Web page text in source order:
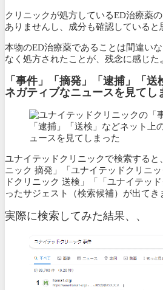
クリニックが処方しているED治療薬
ありませんし、成分も確認していると
本物のED治療薬であることは間違い
なく処方されたことが、残念に感じた
「事件」「摘発」「逮捕」「
ネガティブなニュースを見てし
ユナイテッドクリニックで検索すると
ニック 摘発」「ユナイテッドクリニ
ドクリニック 送検」「「ユナイテッ
ったサジェスト（検索候補）が出てき
実際に検索してみた結果、、